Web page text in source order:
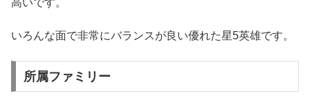
いろんな面で非常にバランスが良い優れた星5英雄です。
所属ファミリー